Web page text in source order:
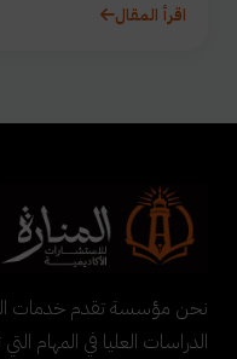
اقرأ المقال
نحن مؤسسة تقدم خدمات
الدراسات العليا في المهام